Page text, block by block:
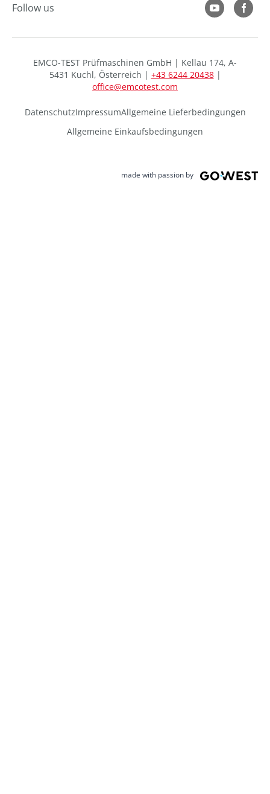
Follow us
EMCO-TEST Prüfmaschinen GmbH | Kellau 174, A-
5431 Kuchl, Österreich | +43 6244 20438|
office@emcotest.com
DatenschutzImpressumAllgemeine Lieferbedingungen
Allgemeine Einkaufsbedingungen
made with passion by